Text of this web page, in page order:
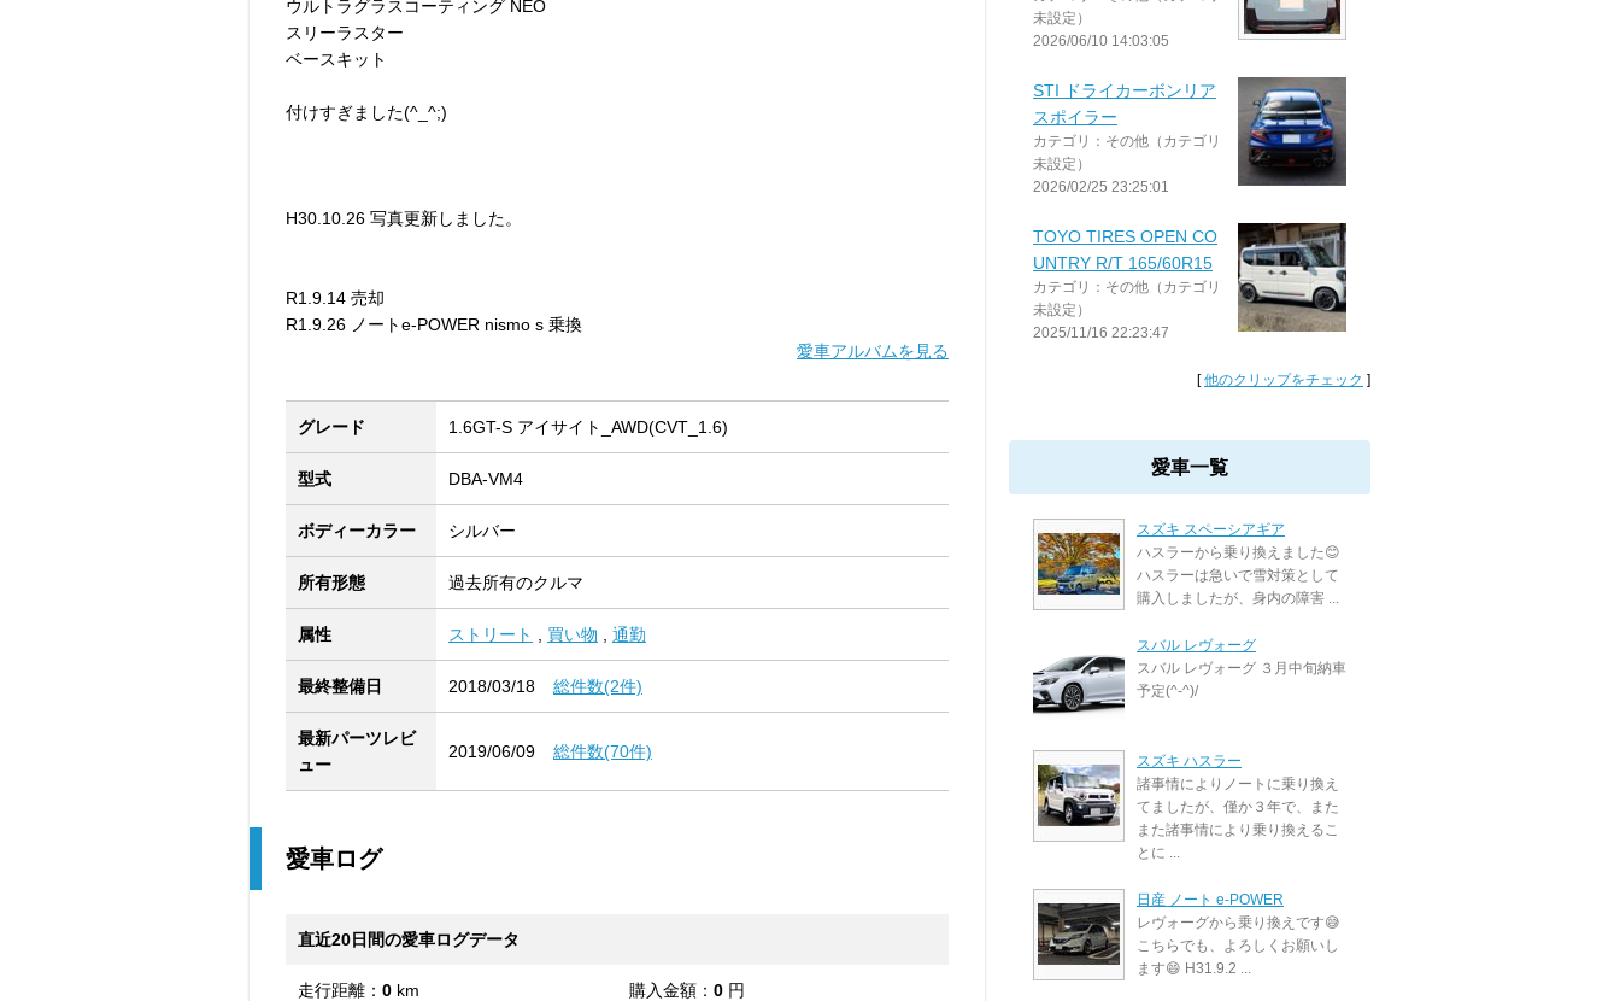
ウルトラグラスコーティング NEO
スリーラスター
ベースキット
付けすぎました(^_^;)
H30.10.26 写真更新しました。
R1.9.14 売却
R1.9.26 ノートe-POWER nismo s 乗換
愛車アルバムを見る
グレード 1.6GT-S アイサイト_AWD(CVT_1.6)
型式 DBA-VM4
ボディーカラー シルバー
所有形態 過去所有のクルマ
属性 ストリート 買い物 通勤
最終整備日 2018/03/18 総件数(2件)
最新パーツレビ
ュー
2019/06/09 総件数(70件)
愛車ログ
直近20日間の愛車ログデータ
走行距離： 0 km 購入金額： 0 円
未設定）
2026/06/10 14:03:05
STI ドライカーボンリア
スポイラー
カテゴリ：その他（カテゴリ
未設定）
2026/02/25 23:25:01
TOYO TIRES OPEN CO
UNTRY R/T 165/60R15
カテゴリ：その他（カテゴリ
未設定）
2025/11/16 22:23:47
[他のクリップをチェック ]
愛車一覧
スズキ スペーシアギア
ハスラーから乗り換えました😊
ハスラーは急いで雪対策として
購入しましたが、身内の障害 ...
スバル レヴォーグ
スバル レヴォーグ ３月中旬納車
予定(^-^)/
スズキ ハスラー
諸事情によりノートに乗り換え
てましたが、僅か３年で、また
また諸事情により乗り換えるこ
とに ...
日産 ノート e-POWER
レヴォーグから乗り換えです😅
こちらでも、よろしくお願いし
ます😄 H31.9.2 ...